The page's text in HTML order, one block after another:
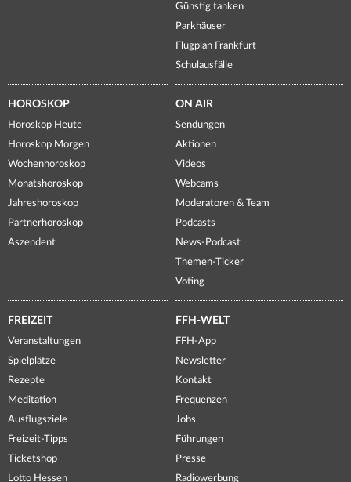
Günstig tanken
Parkhäuser
Flugplan Frankfurt
Schulausfälle
HOROSKOP
Horoskop Heute
Horoskop Morgen
Wochenhoroskop
Monatshoroskop
Jahreshoroskop
Partnerhoroskop
Aszendent
ON AIR
Sendungen
Aktionen
Videos
Webcams
Moderatoren & Team
Podcasts
News-Podcast
Themen-Ticker
Voting
FREIZEIT
Veranstaltungen
Spielplätze
Rezepte
Meditation
Ausflugsziele
Freizeit-Tipps
Ticketshop
Lotto Hessen
FFH-WELT
FFH-App
Newsletter
Kontakt
Frequenzen
Jobs
Führungen
Presse
Radiowerbung